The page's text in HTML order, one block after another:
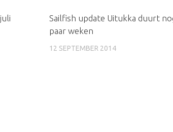
Sailfish update Uitukka duurt
paar weken
12 SEPTEMBER 2014